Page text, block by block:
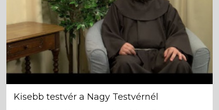
Kisebb testvér a Nagy Testvérnél